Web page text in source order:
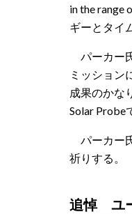
in the range
ギーとタイ
パーカー
ミッション
成果のかな
Solar Probe
パーカー
祈りする。
追悼 ユ